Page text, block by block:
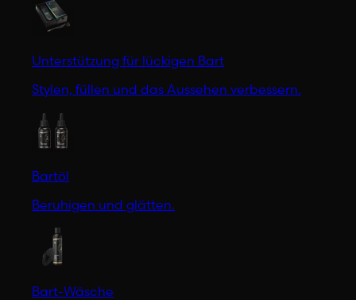
Unterstützung für lückigen Bart
Stylen, füllen und das Aussehen verbessern.
Bartöl
Beruhigen und glätten.
Bart-Wäsche